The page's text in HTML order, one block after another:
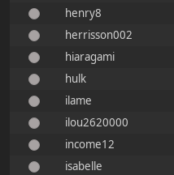
henry8
herrisson002
hiaragami
hulk
ilame
ilou2620000
income12
isabelle